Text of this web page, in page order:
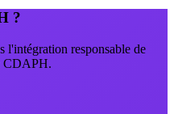
?
responsable de
CDAPH.